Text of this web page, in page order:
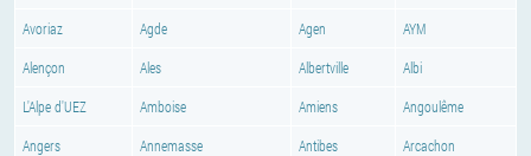
Avoriaz Agde Agen AYM
Alençon Ales Albertville Albi
L'Alpe d'UEZ Amboise Amiens Angoulême
Angers Annemasse Antibes Arcachon